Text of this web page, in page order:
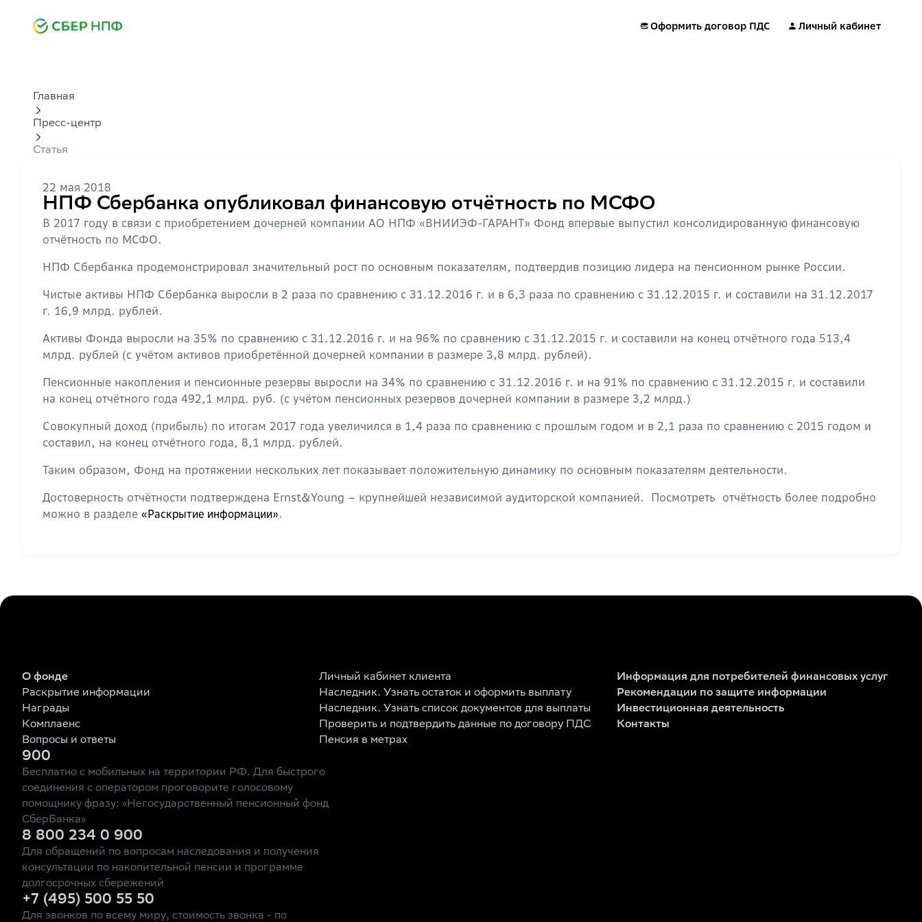
Оформить договор ПДС Личный кабинет
Главная
Пресс-центр
Статья
22 мая 2018
НПФ Сбербанка опубликовал финансовую отчётность по МСФО
В 2017 году в связи с приобретением дочерней компании АО НПФ «ВНИИЭФ-ГАРАНТ» Фонд впервые выпустил консолидированную финансовую
отчётность по МСФО.
НПФ Сбербанка продемонстрировал значительный рост по основным показателям, подтвердив позицию лидера на пенсионном рынке России.
Чистые активы НПФ Сбербанка выросли в 2 раза по сравнению с 31.12.2016 г. и в 6,3 раза по сравнению с 31.12.2015 г. и составили на 31.12.2017
г. 16,9 млрд. рублей.
Активы Фонда выросли на 35% по сравнению с 31.12.2016 г. и на 96% по сравнению с 31.12.2015 г. и составили на конец отчётного года 513,4
млрд. рублей (с учётом активов приобретённой дочерней компании в размере 3,8 млрд. рублей).
Пенсионные накопления и пенсионные резервы выросли на 34% по сравнению с 31.12.2016 г. и на 91% по сравнению с 31.12.2015 г. и составили
на конец отчётного года 492,1 млрд. руб. (с учётом пенсионных резервов дочерней компании в размере 3,2 млрд.)
Совокупный доход (прибыль) по итогам 2017 года увеличился в 1,4 раза по сравнению с прошлым годом и в 2,1 раза по сравнению с 2015 годом и
составил, на конец отчётного года, 8,1 млрд. рублей.
Таким образом, Фонд на протяжении нескольких лет показывает положительную динамику по основным показателям деятельности.
Достоверность отчётности подтверждена Ernst&Young – крупнейшей независимой аудиторской компанией. Посмотреть отчётность более подробно
можно в разделе «Раскрытие информации».
О фонде
Раскрытие информации
Награды
Комплаенс
Вопросы и ответы
Личный кабинет клиента
Наследник. Узнать остаток и оформить выплату
Наследник. Узнать список документов для выплаты
Проверить и подтвердить данные по договору ПДС
Пенсия в метрах
Информация для потребителей финансовых услуг
Рекомендации по защите информации
Инвестиционная деятельность
Контакты
900
Бесплатно с мобильных на территории РФ. Для быстрого
соединения с оператором проговорите голосовому
помощнику фразу: «Негосударственный пенсионный фонд
СберБанка»
8 800 234 0 900
Для обращений по вопросам наследования и получения
консультации по накопительной пенсии и программе
долгосрочных сбережений
+7 (495) 500 55 50
Для звонков по всему миру, стоимость звонка - по